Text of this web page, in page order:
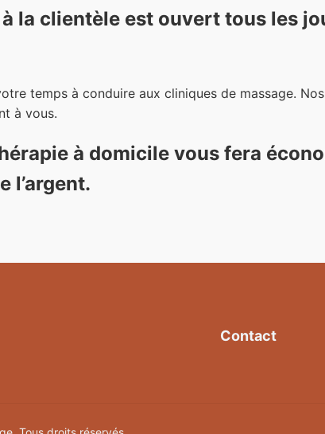
la clientèle est ouvert tous les
temps à conduire aux cliniques de massage.
à vous.
à domicile vous fera
l’argent.
Contact